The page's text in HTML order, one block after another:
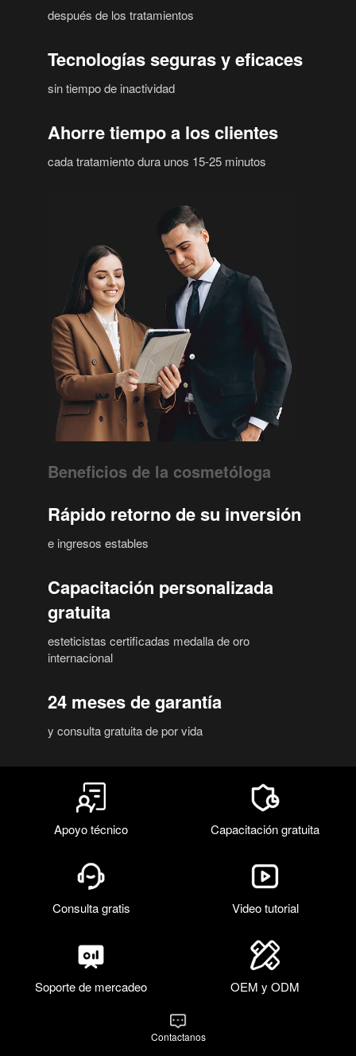
después de los tratamientos
Tecnologías seguras y eficaces
sin tiempo de inactividad
Ahorre tiempo a los clientes
cada tratamiento dura unos 15-25 minutos
Beneficios de la cosmetóloga
Rápido retorno de su inversión
e ingresos estables
Capacitación personalizada
gratuita
esteticistas certificadas medalla de oro
internacional
24 meses de garantía
y consulta gratuita de por vida
Apoyo técnico Capacitación gratuita
Consulta gratis Video tutorial
Soporte de mercadeo OEM y ODM
Contactanos